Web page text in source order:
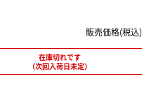
販売価格(税込)
在庫切れです
（次回入荷日未定）